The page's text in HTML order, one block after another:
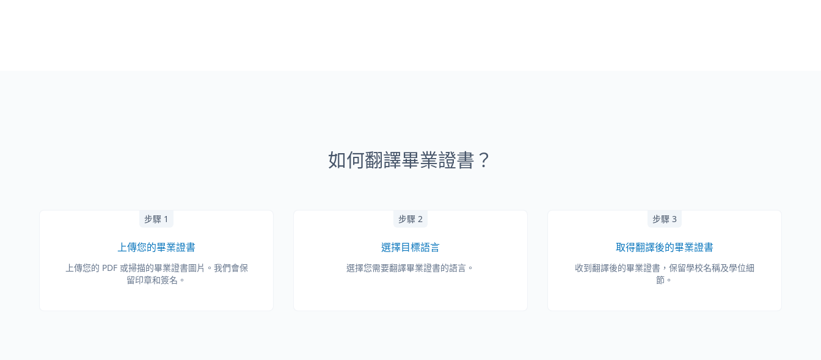
如何翻譯畢業證書？
步驟 1
上傳您的畢業證書
上傳您的 PDF 或掃描的畢業證書圖片。我們會保
留印章和簽名。
步驟 2
選擇目標語言
選擇您需要翻譯畢業證書的語言。
步驟 3
取得翻譯後的畢業證書
收到翻譯後的畢業證書，保留學校名稱及學位細
節。